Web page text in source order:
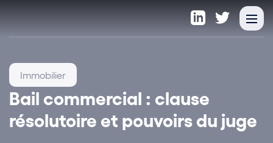
Bail commercial : clause
résolutoire et pouvoirs du juge
Immobilier